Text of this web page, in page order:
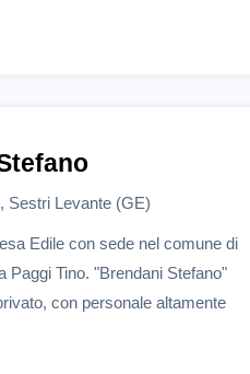
Sestri Levante (GE)
Edile con sede nel comune di
Paggi Tino. "Brendani Stefano"
con personale altamente